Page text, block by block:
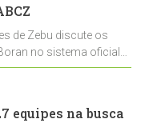
de Zebu discute os
no sistema oficial
sua expansão na
equipes na busca